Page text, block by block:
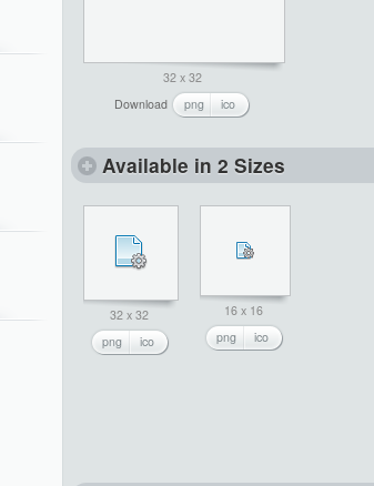
32 x 32
Download
png ico
Available in 2 Sizes
32 x 32
png
ico
16 x 16
png
ico